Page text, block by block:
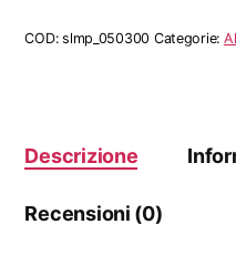
Punta
COD:slmp_050300 Categorie:
Descrizione
Recensioni (0)